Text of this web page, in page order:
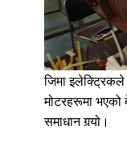
जिमा
मोटरहरूमा
समाधान गर्‍यो।